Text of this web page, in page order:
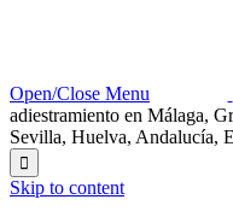
Open/Close Menu
adiestramiento en Málaga,
Sevilla, Huelva, Andalucía,

Skip to content